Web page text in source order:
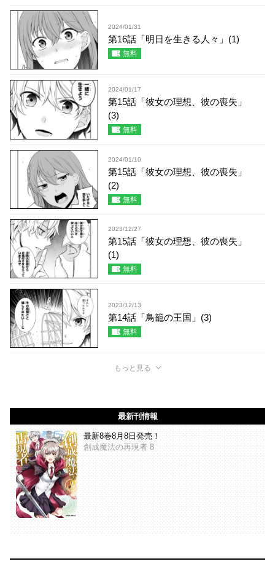
2024/01/31
第16話「明日を生きる人々」(1)
無料
2024/01/17
第15話「彼女の理想、彼の喪失」
(3)
無料
2024/01/10
第15話「彼女の理想、彼の喪失」
(2)
無料
2023/12/27
第15話「彼女の理想、彼の喪失」
(1)
無料
2023/12/13
第14話「鳥籠の王国」(3)
無料
もっと見る
最新刊情報
最新8巻8月8日発売！
創成魔法の再現者 8